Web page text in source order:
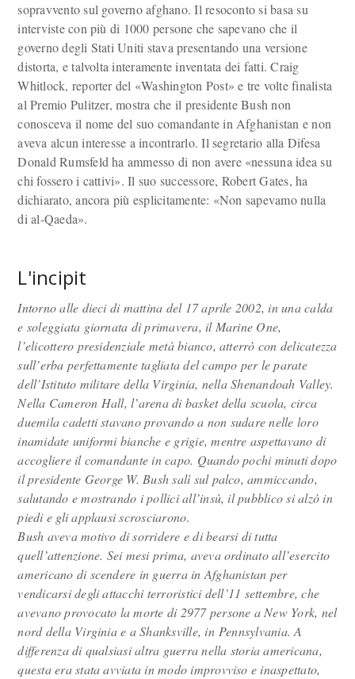
sopravvento sul governo afghano. Il resoconto si basa su
interviste con più di 1000 persone che sapevano che il
governo degli Stati Uniti stava presentando una versione
distorta, e talvolta interamente inventata dei fatti. Craig
Whitlock, reporter del «Washington Post» e tre volte finalista
al Premio Pulitzer, mostra che il presidente Bush non
conosceva il nome del suo comandante in Afghanistan e non
aveva alcun interesse a incontrarlo. Il segretario alla Difesa
Donald Rumsfeld ha ammesso di non avere «nessuna idea su
chi fossero i cattivi». Il suo successore, Robert Gates, ha
dichiarato, ancora più esplicitamente: «Non sapevamo nulla
di al-Qaeda».
L'incipit
Intorno alle dieci di mattina del 17 aprile 2002, in una calda
e soleggiata giornata di primavera, il Marine One,
l’elicottero presidenziale metà bianco, atterrò con delicatezza
sull’erba perfettamente tagliata del campo per le parate
dell’Istituto militare della Virginia, nella Shenandoah Valley.
Nella Cameron Hall, l’arena di basket della scuola, circa
duemila cadetti stavano provando a non sudare nelle loro
inamidate uniformi bianche e grigie, mentre aspettavano di
accogliere il comandante in capo. Quando pochi minuti dopo
il presidente George W. Bush salì sul palco, ammiccando,
salutando e mostrando i pollici all’insù, il pubblico si alzò in
piedi e gli applausi scrosciarono.
Bush aveva motivo di sorridere e di bearsi di tutta
quell’attenzione. Sei mesi prima, aveva ordinato all’esercito
americano di scendere in guerra in Afghanistan per
vendicarsi degli attacchi terroristici dell’11 settembre, che
avevano provocato la morte di 2977 persone a New York, nel
nord della Virginia e a Shanksville, in Pennsylvania. A
differenza di qualsiasi altra guerra nella storia americana,
questa era stata avviata in modo improvviso e inaspettato,